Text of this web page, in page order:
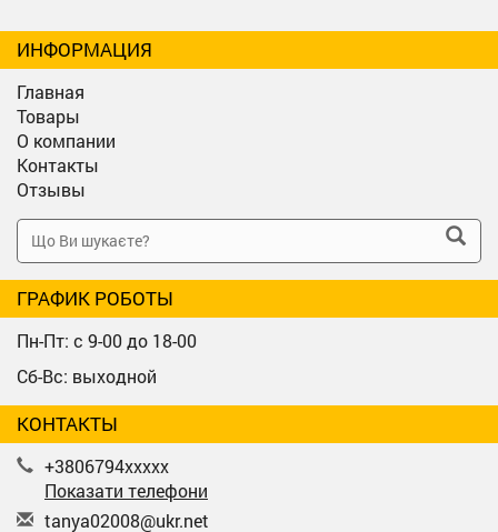
ИНФОРМАЦИЯ
Главная
Товары
О компании
Контакты
Отзывы
ГРАФИК РОБОТЫ
Пн-Пт: с 9-00 до 18-00
Сб-Вс: выходной
КОНТАКТЫ
+3806794xxxxx
Показати телефони
tanya02008@ukr.net